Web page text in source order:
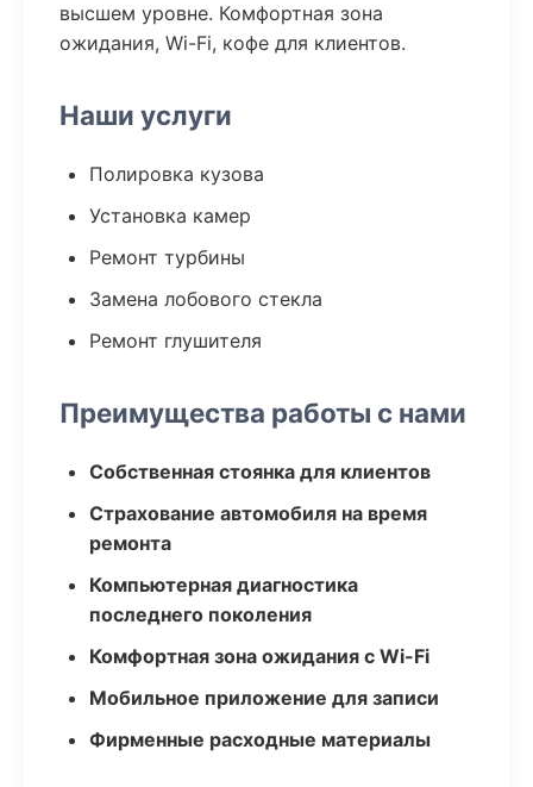
высшем уровне. Комфортная зона
ожидания, Wi-Fi, кофе для клиентов.
Наши услуги
Полировка кузова
Установка камер
Ремонт турбины
Замена лобового стекла
Ремонт глушителя
Преимущества работы с нами
Собственная стоянка для клиентов
Страхование автомобиля на время
ремонта
Компьютерная диагностика
последнего поколения
Комфортная зона ожидания с Wi-Fi
Мобильное приложение для записи
Фирменные расходные материалы